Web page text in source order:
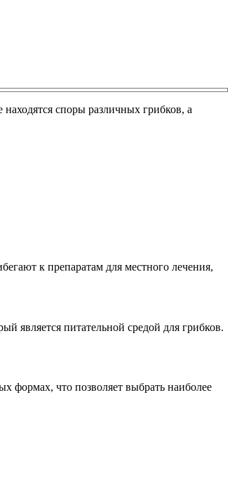
споры различных грибков, а
к препаратам для местного лечения,
является питательной средой для грибков.
формах, что позволяет выбрать наиболее